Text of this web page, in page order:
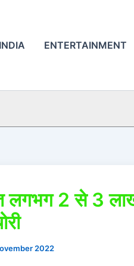
INDIA ENTERTAINMENT
लगभग 2 से 3
2022